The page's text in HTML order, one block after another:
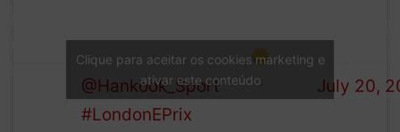
neutralising the race
@Hankook_Sport
#LondonEPrix
July 20,
Clique para aceitar os cookies marketing e
ativar este conteúdo